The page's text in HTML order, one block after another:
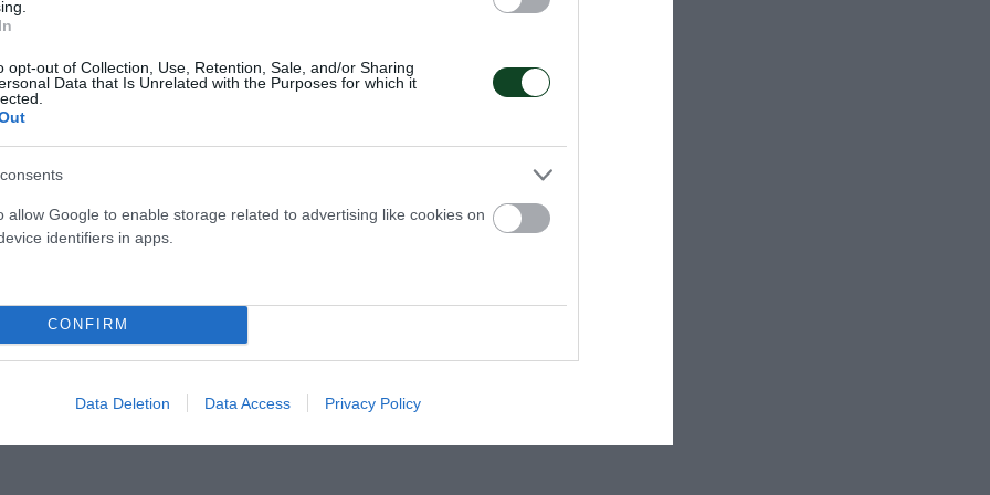
opt-out of Collection, Use, Retention, Sale, and/or Sharing
Data that Is Unrelated with the Purposes for which it
allow Google to enable storage related to advertising like cookies on
identifiers in apps.
CONFIRM
Data Deletion Data Access Privacy Policy
Ελλάδος με τήν φανέλα τού Παναθηναϊκού, 1960,
170 παιχνίδια και πέτυχε 12 γκολ ενώ ήταν βασικό στέλεχος
με την οποία κατέκτησε το Παγκόσμιο Πρωτάθλημα
στην Aμερική και αγωνίστηκε για έναν χρόνο στην ομάδα
με την Kαλαμάτα.